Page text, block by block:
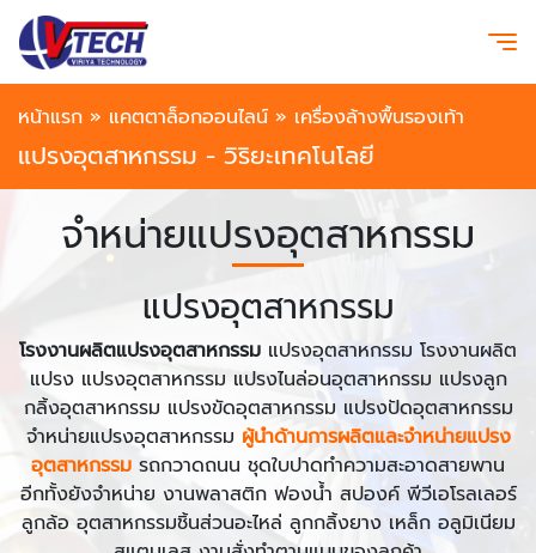
หน้าแรก » แคตตาล็อกออนไลน์ » เครื่องล้างพื้นรองเท้า
แปรงอุตสาหกรรม - วิริยะเทคโนโลยี
จำหน่ายแปรงอุตสาหกรรม
แปรงอุตสาหกรรม
โรงงานผลิตแปรงอุตสาหกรรม แปรงอุตสาหกรรม โรงงานผลิต
แปรง แปรงอุตสาหกรรม แปรงไนล่อนอุตสาหกรรม แปรงลูก
กลิ้งอุตสาหกรรม แปรงขัดอุตสาหกรรม แปรงปัดอุตสาหกรรม
จำหน่ายแปรงอุตสาหกรรม ผู้นำด้านการผลิตและจำหน่ายแปรง
อุตสาหกรรม รถกวาดถนน ชุดใบปาดทำความสะอาดสายพาน
อีกทั้งยังจำหน่าย งานพลาสติก ฟองน้ำ สปองค์ พีวีเอโรลเลอร์
ลูกล้อ อุตสาหกรรมชิ้นส่วนอะไหล่ ลูกกลิ้งยาง เหล็ก อลูมิเนียม